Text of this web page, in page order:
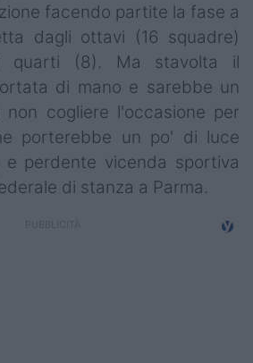
facendo partite la fase a
dagli ottavi (16 squadre)
quarti (8). Ma stavolta il
di mano e sarebbe un
cogliere l'occasione per
porterebbe un po' di luce
e perdente vicenda sportiva
di stanza a Parma.